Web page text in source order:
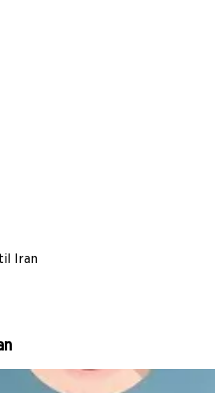
Iran